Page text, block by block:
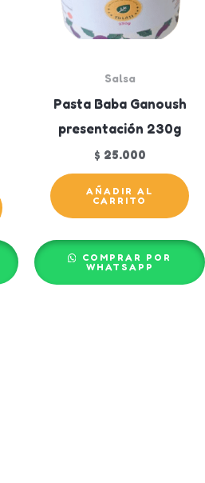
Salsa
Pasta Baba Ganoush
presentación 230g
$ 25.000
AÑADIR AL
CARRITO
COMPRAR POR
WHATSAPP